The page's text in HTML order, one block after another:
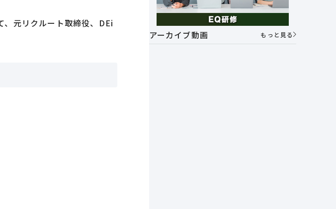
、元リクルート取締役、DEi
アーカイブ動画 もっと見る